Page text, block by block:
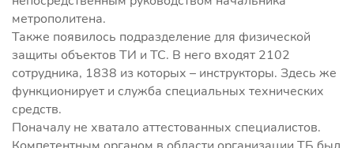
метрополитена.
Также появилось подразделение для физической
защиты объектов ТИ и ТС. В него входят 2102
сотрудника, 1838 из которых – инструкторы. Здесь же
функционирует и служба специальных технических
средств.
Поначалу не хватало аттестованных специалистов.